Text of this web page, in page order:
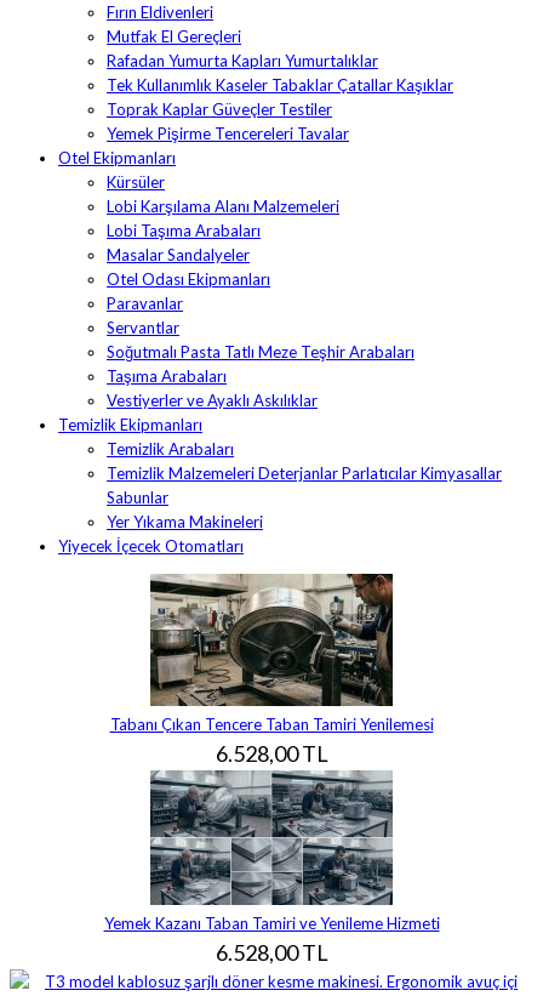
Fırın Eldivenleri
Mutfak El Gereçleri
Rafadan Yumurta Kapları Yumurtalıklar
Tek Kullanımlık Kaseler Tabaklar Çatallar Kaşıklar
Toprak Kaplar Güveçler Testiler
Yemek Pişirme Tencereleri Tavalar
Otel Ekipmanları
Kürsüler
Lobi Karşılama Alanı Malzemeleri
Lobi Taşıma Arabaları
Masalar Sandalyeler
Otel Odası Ekipmanları
Paravanlar
Servantlar
Soğutmalı Pasta Tatlı Meze Teşhir Arabaları
Taşıma Arabaları
Vestiyerler ve Ayaklı Askılıklar
Temizlik Ekipmanları
Temizlik Arabaları
Temizlik Malzemeleri Deterjanlar Parlatıcılar Kimyasallar
Sabunlar
Yer Yıkama Makineleri
Yiyecek İçecek Otomatları
Tabanı Çıkan Tencere Taban Tamiri Yenilemesi
6.528,00 TL
Yemek Kazanı Taban Tamiri ve Yenileme Hizmeti
6.528,00 TL